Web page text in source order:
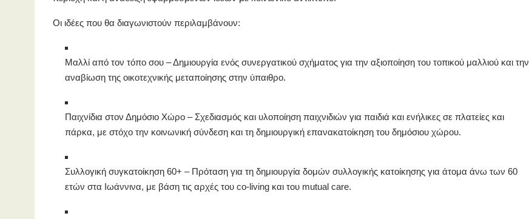
Οι ιδέες που θα διαγωνιστούν περιλαμβάνουν:
Μαλλί από τον τόπο σου – Δημιουργία ενός συνεργατικού σχήματος για την αξιοποίηση του τοπικού μαλλιού και την
αναβίωση της οικοτεχνικής μεταποίησης στην ύπαιθρο.
Παιχνίδια στον Δημόσιο Χώρο – Σχεδιασμός και υλοποίηση παιχνιδιών για παιδιά και ενήλικες σε πλατείες και
πάρκα, με στόχο την κοινωνική σύνδεση και τη δημιουργική επανακατοίκηση του δημόσιου χώρου.
Συλλογική συγκατοίκηση 60+ – Πρόταση για τη δημιουργία δομών συλλογικής κατοίκησης για άτομα άνω των 60
ετών στα Ιωάννινα, με βάση τις αρχές του co-living και του mutual care.